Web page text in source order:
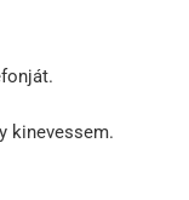
kinevessem.